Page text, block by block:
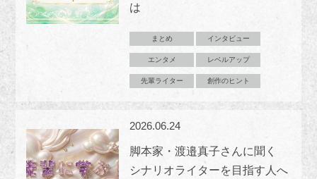
は
まとめ インタビュー
エンタメ レベルアップ
先輩ライター 創作のヒント
2026.06.24
脚本家・渡邉真子さんに聞く
シナリオライターを目指す人へ